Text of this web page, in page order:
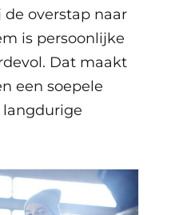
overstap naar
is persoonlijke
Dat maakt
een soepele
langdurige